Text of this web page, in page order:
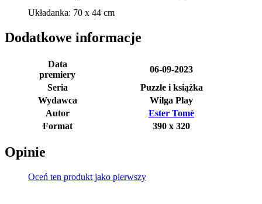
Układanka: 70 x 44 cm
Dodatkowe informacje
Data
premiery
06-09-2023
Seria
Puzzle i książka
Wydawca
Wilga Play
Autor
Ester Tomè
Format
390 x 320
Opinie
Oceń ten produkt jako pierwszy